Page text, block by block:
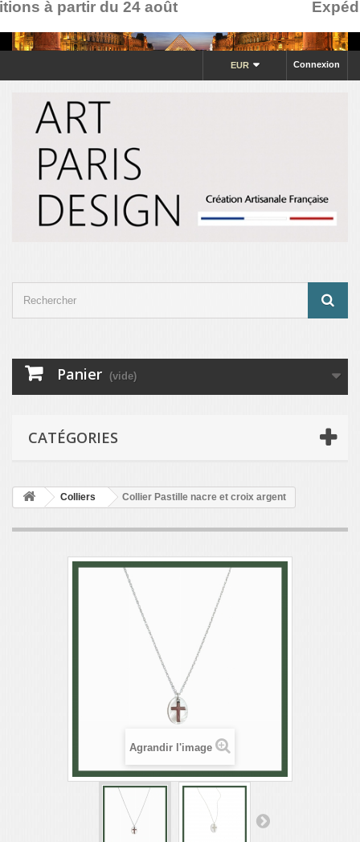
à partir du 24 août
Connexion
EUR
Panier (vide)
CATÉGORIES
Colliers Collier Pastille nacre et croix argent
Agrandir l'image